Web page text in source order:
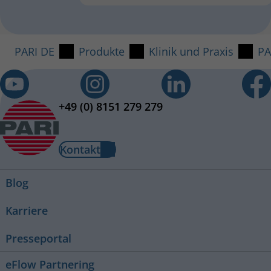
PARI DE Produkte Klinik und Praxis
+49 (0) 8151 279 279
Kontakt
Blog
Karriere
Presseportal
eFlow Partnering